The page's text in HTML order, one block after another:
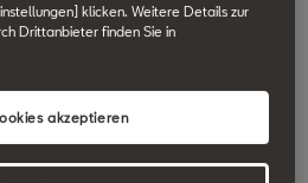
muss mit der
klicken. Weitere Details zur
Drittanbieter finden Sie in
akzeptieren